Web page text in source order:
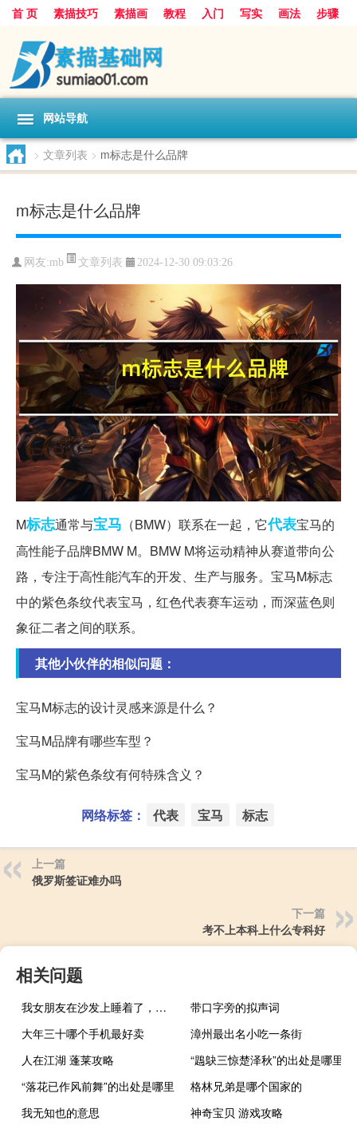
首 页 素描技巧 素描画 教程 入门 写实 画法
步骤
基础
超写实
网站导航
> 文章列表 > m标志是什么品牌
m标志是什么品牌
网友:mb 文章列表 2024-12-30 09:03:26
M标志通常与宝马 （BMW）联系在一起，它代表宝马的
高性能子品牌BMW M。BMW M将运动精神从赛道带向公
路，专注于高性能汽车的开发、生产与服务。宝马M标志
中的紫色条纹代表宝马，红色代表赛车运动，而深蓝色则
象征二者之间的联系。
其他小伙伴的相似问题：
宝马M标志的设计灵感来源是什么？
宝马M品牌有哪些车型？
宝马M的紫色条纹有何特殊含义？
网络标签： 代表 宝马 标志
上一篇
俄罗斯签证难办吗
下一篇
考不上本科上什么专科好
相关问题
我女朋友在沙发上睡着了，画了这幅素描。
带口字旁的拟声词
大年三十哪个手机最好卖
漳州最出名小吃一条街
人在江湖 蓬莱攻略
“鶗鴃三惊楚泽秋”的出处是哪里
“落花已作风前舞”的出处是哪里
格林兄弟是哪个国家的
我无知也的意思
神奇宝贝 游戏攻略